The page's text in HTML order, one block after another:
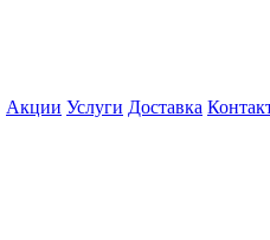
Акции Услуги Доставка